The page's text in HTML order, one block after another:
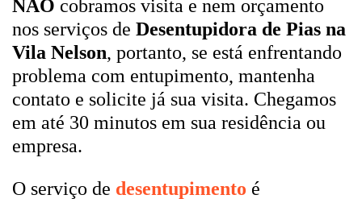
NÃO cobramos visita e nem orçamento
nos serviços de Desentupidora de Pias na
Vila Nelson, portanto, se está enfrentando
problema com entupimento, mantenha
contato e solicite já sua visita. Chegamos
em até 30 minutos em sua residência ou
empresa.
O serviço de desentupimento é